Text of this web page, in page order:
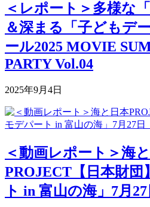
＜レポート＞多様な
＆深まる「子どもデ
ール2025 MOVIE
PARTY Vol.04
2025年9月4日
＜動画レポート＞海
PROJECT【日本財
ト in 富山の海」7月27